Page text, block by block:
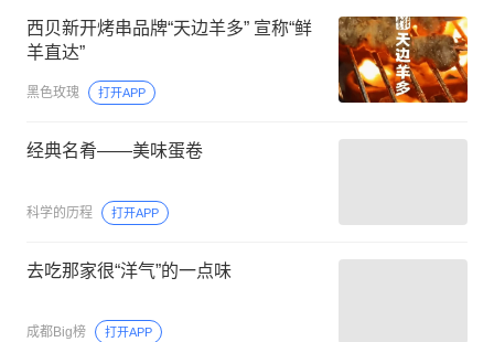
西贝新开烤串品牌“天边羊多” 宣称“鲜
羊直达”
黑色玫瑰 打开APP
经典名肴——美味蛋卷
科学的历程 打开APP
去吃那家很“洋气”的一点味
成都Big榜 打开APP